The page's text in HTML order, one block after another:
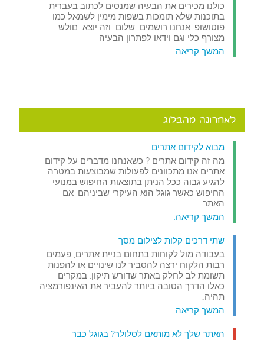
כולנו מכירים את הבעיה שמנסים לכתוב בעברית
בתוכנות שלא תומכות בשפות מימין לשמאל כמו
פוטושופ. אנחנו רושמים "שלום" וזה יוצא "םולש".
מצורף כלי וגם וידאו לפתרון הבעיה.
המשך קריאה...
לאחרונה מהבלוג
מבוא לקידום אתרים
מה זה קידום אתרים ? כשאנחנו מדברים על קידום
אתרים אנו מתכוונים לפעולות שמבוצעות במטרה
להגיע גבוה ככל הניתן בתוצאות החיפוש במנועי
החיפוש כאשר גוגל הוא העיקרי שביניהם. אם
האתר…
המשך קריאה...
שתי דרכים קלות לצילום מסך
בעבודה מול לקוחות בתחום בניית אתרים, פעמים
רבות הלקוח ירצה להסביר לנו שינויים או להפנות
תשומת לב לחלק באתר שדורש תיקון. במקרים
כאלו הדרך הטובה ביותר להעביר את האינפורמציה
תהיה…
המשך קריאה...
האתר שלך לא מותאם לסלולר? בגוגל כבר